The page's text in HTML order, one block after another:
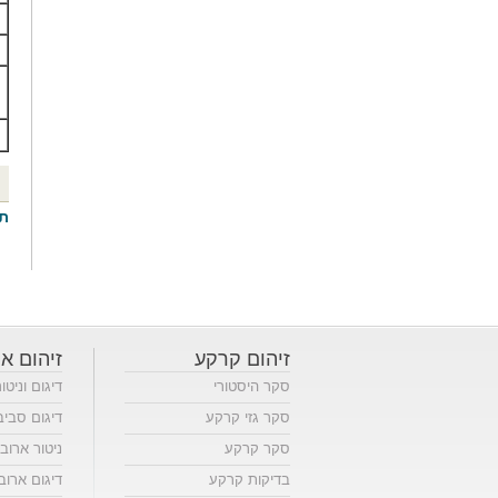
זיהום קרקע
סקר היסטורי
סקר גזי קרקע
סקר קרקע
בדיקות קרקע
זיהום
דיגום
דיגום
ניטור
דיגום